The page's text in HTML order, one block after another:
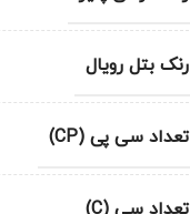
رنک بتل رویال
تعداد سی پی (CP)